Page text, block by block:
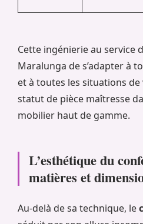
Cette ingénierie au service
Maralunga de s’adapter à
et à toutes les situations
statut de pièce maîtresse
mobilier haut de gamme.
L’esthétique du
matières et
Au-delà de sa technique, le